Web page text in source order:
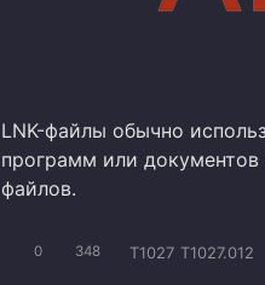
LNK-файлы обычно
программ или документов
файлов.
0 348 T1027 T1027.012